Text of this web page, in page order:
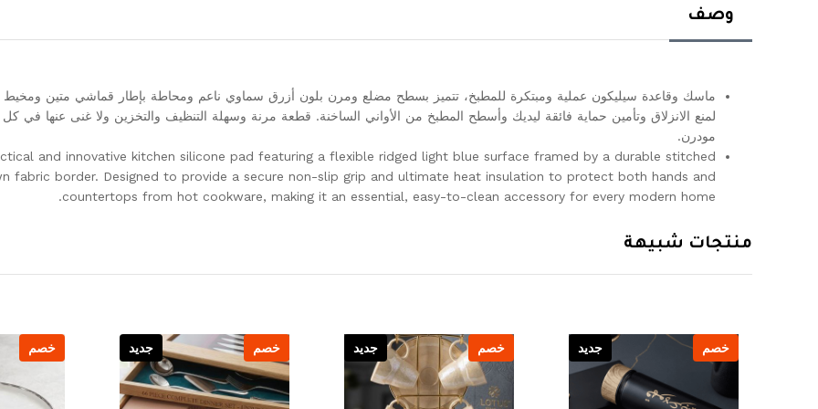
وصف
ماسك وقاعدة سيليكون عملية ومبتكرة للمطبخ، تتميز بسطح مضلع ومرن بلون أزرق سماوي ناعم ومحاطة بإطار قماشي متين ومخيط
لمنع الانزلاق وتأمين حماية فائقة ليديك وأسطح المطبخ من الأواني الساخنة. قطعة مرنة وسهلة التنظيف والتخزين ولا غنى عنها في
مودرن.
and innovative kitchen silicone pad featuring a flexible ridged light blue surface framed by a durable stitched
fabric border. Designed to provide a secure non-slip grip and ultimate heat insulation to protect both hands and
countertops from hot cookware, making it an essential, easy-to-clean accessory for every modern home.
منتجات شبيهة
خصم جديد خصم جديد خصم جديد خصم